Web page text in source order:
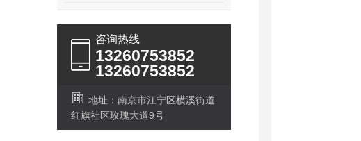
咨询热线
13260753852
13260753852
地址：南京市江宁区横溪街道
红旗社区玫瑰大道9号